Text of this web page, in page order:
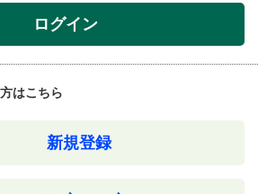
ログイン
はこちら
新規登録